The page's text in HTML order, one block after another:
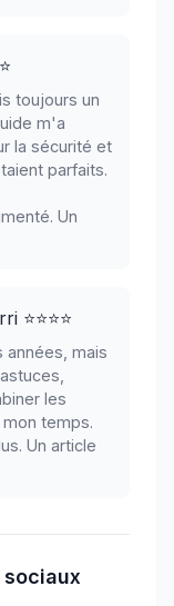
toujours un
m'a
la sécurité et
parfaits.
Un
années, mais
les
temps.
Un article